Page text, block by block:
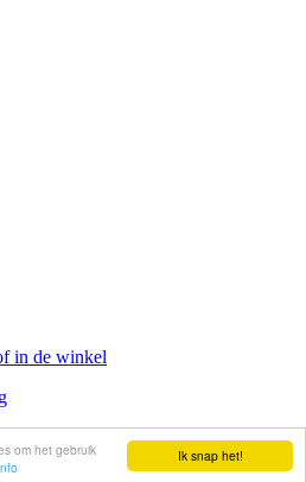
Ik snap het!
om het gebruik